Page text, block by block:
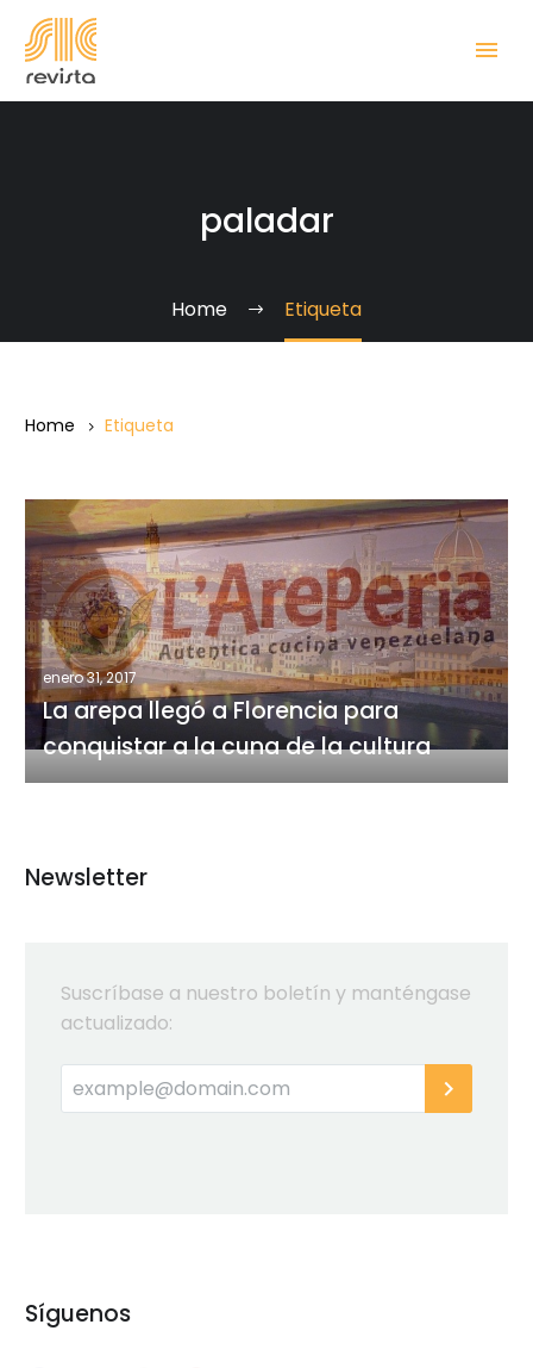
paladar
Home Etiqueta
Home Etiqueta
arepa
llegó
a
Florencia
para
conquistar
la
cuna
cultura
enero 31, 2017
La arepa llegó a Florencia para
conquistar a la cuna de la cultura
Newsletter
Suscríbase a nuestro boletín y manténgase
actualizado:
Síguenos